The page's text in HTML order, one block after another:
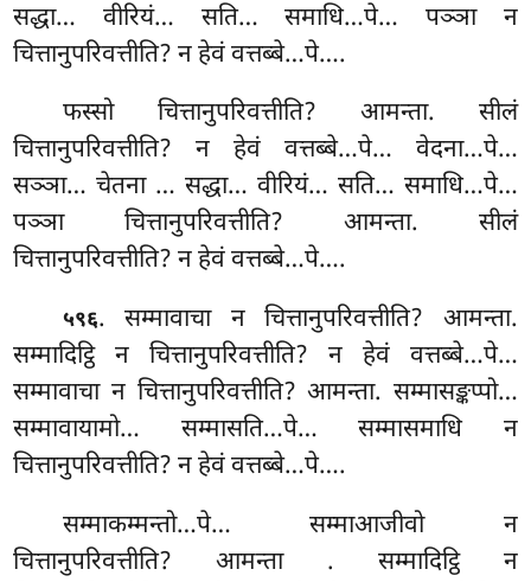
सद्धा… वीरियं… सति… समाधि…पे… पञ्ञा न
चित्तानुपरिवत्तीति? न हेवं वत्तब्बे…पे….
फस्सो चित्तानुपरिवत्तीति? आमन्ता. सीलं
चित्तानुपरिवत्तीति? न हेवं वत्तब्बे…पे… वेदना…पे…
सञ्ञा… चेतना … सद्धा… वीरियं… सति… समाधि…पे…
पञ्ञा चित्तानुपरिवत्तीति? आमन्ता. सीलं
चित्तानुपरिवत्तीति? न हेवं वत्तब्बे…पे….
५९६. सम्मावाचा न चित्तानुपरिवत्तीति? आमन्ता.
सम्मादिट्ठि न चित्तानुपरिवत्तीति? न हेवं वत्तब्बे…पे…
सम्मावाचा न चित्तानुपरिवत्तीति? आमन्ता. सम्मासङ्कप्पो…
सम्मावायामो… सम्मासति…पे… सम्मासमाधि न
चित्तानुपरिवत्तीति? न हेवं वत्तब्बे…पे….
सम्माकम्मन्तो…पे… सम्माआजीवो न
चित्तानुपरिवत्तीति? आमन्ता . सम्मादिट्ठि न